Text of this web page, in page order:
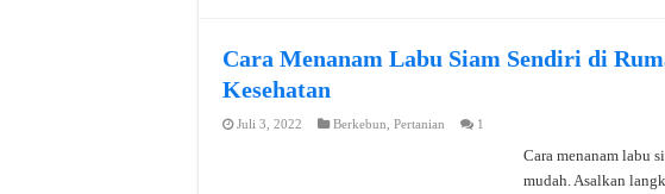
Cara Menanam Labu Siam Sendiri di
Kesehatan
Juli 3, 2022 Berkebun Pertanian 1
Cara menanam labu
mudah. Asalkan